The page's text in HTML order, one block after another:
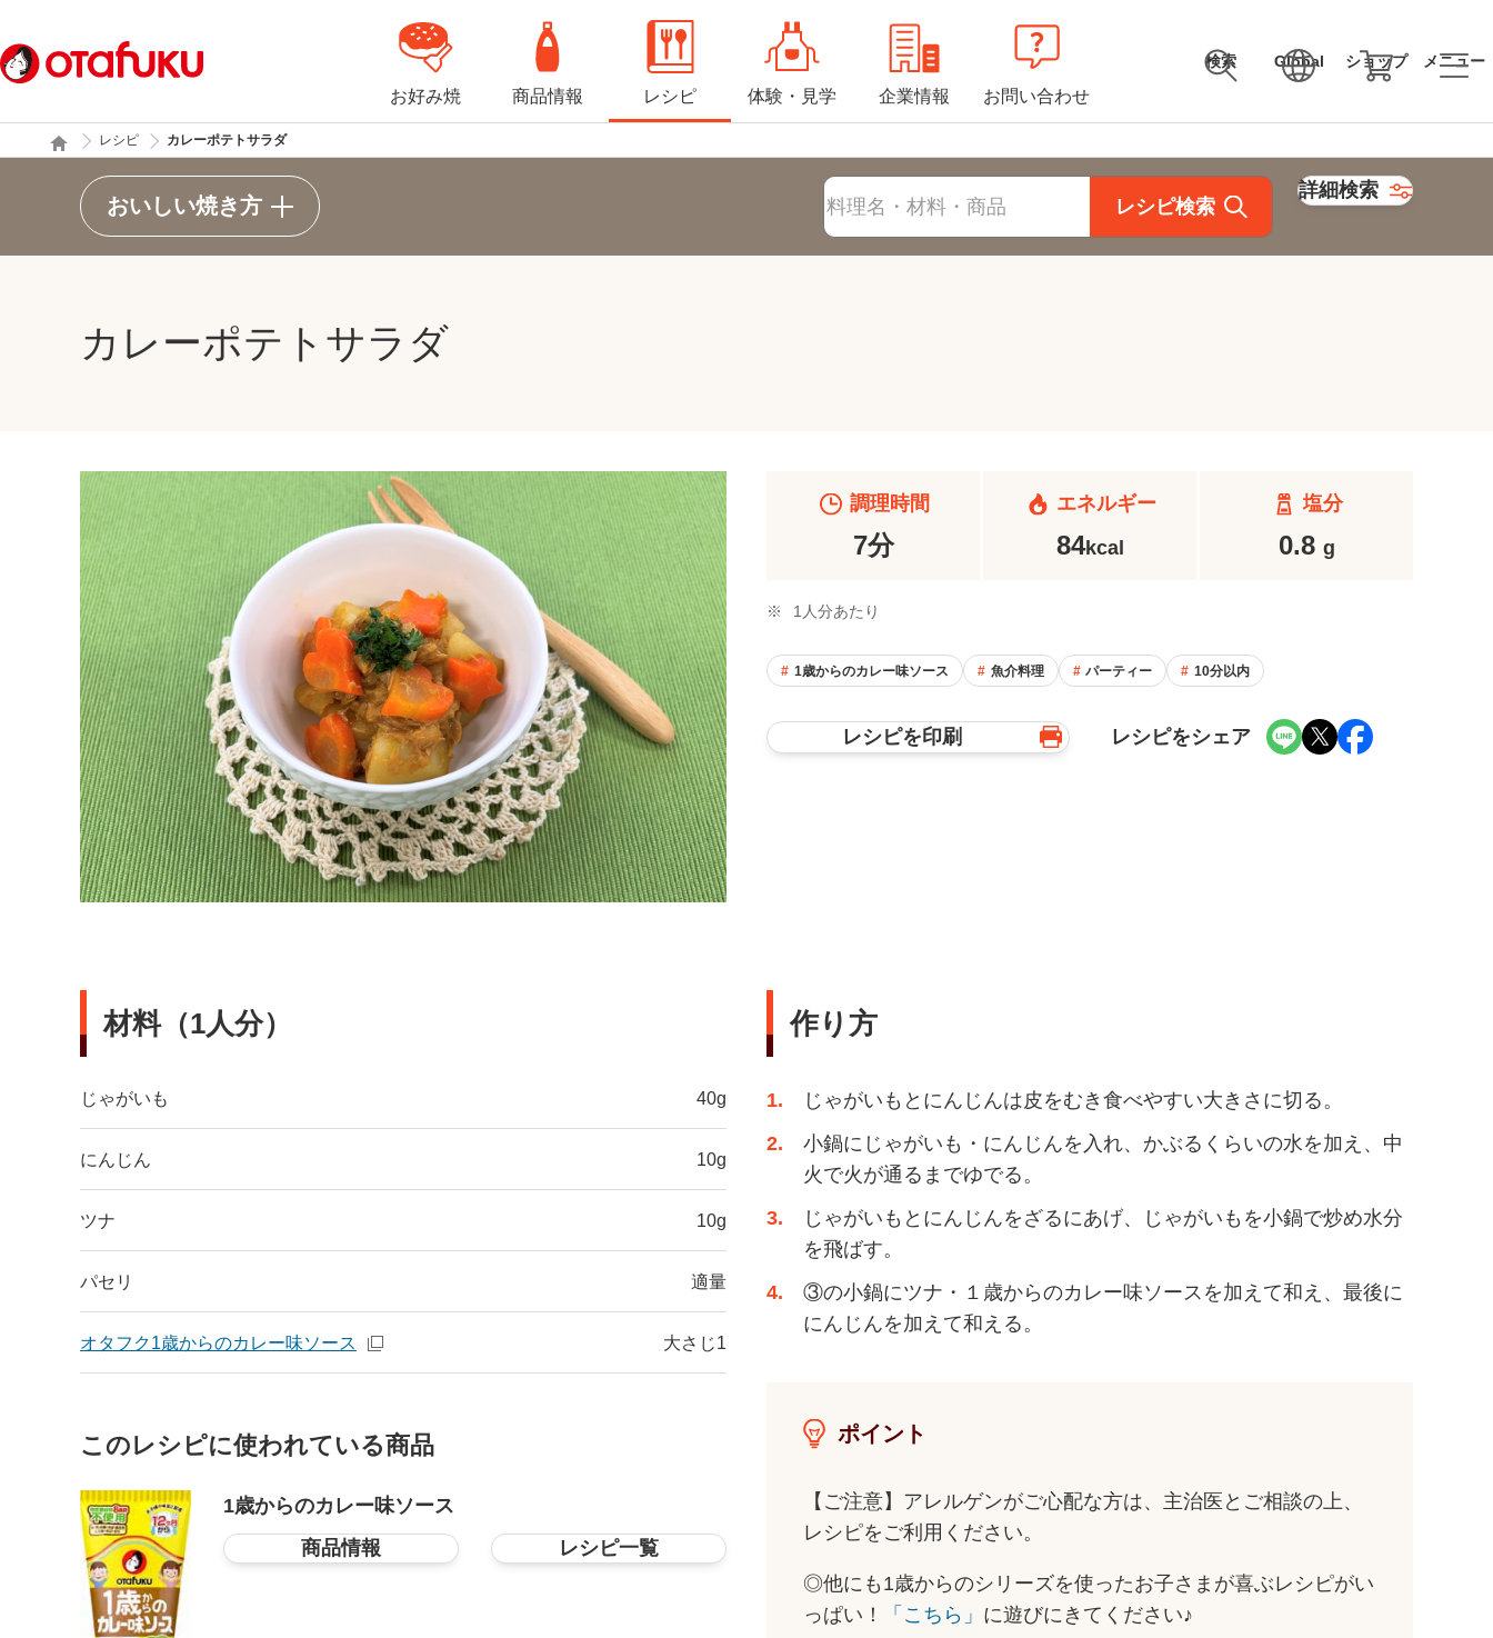
お好み焼 商品情報 レシピ 体験・見学 企業情報 お問い合わせ
検索 Global ショップ メニュー
レシピ カレーポテトサラダ
おいしい焼き方 レシピ検索
詳細検索
カレーポテトサラダ
調理時間
7分
エネルギー
84kcal
塩分
0.8 g
※ 1人分あたり
1歳からのカレー味ソース 魚介料理 パーティー 10分以内
レシピを印刷 レシピをシェア
材料（1人分）
じゃがいも 40g
にんじん 10g
ツナ 10g
パセリ 適量
オタフク1歳からのカレー味ソース 大さじ1
作り方
1
じゃがいもとにんじんは皮をむき食べやすい大きさに切る。
2
小鍋にじゃがいも・にんじんを入れ、かぶるくらいの水を加え、中
火で火が通るまでゆでる。
3
じゃがいもとにんじんをざるにあげ、じゃがいもを小鍋で炒め水分
を飛ばす。
4
③の小鍋にツナ・１歳からのカレー味ソースを加えて和え、最後に
にんじんを加えて和える。
ポイント
【ご注意】アレルゲンがご心配な方は、主治医とご相談の上、
レシピをご利用ください。
◎他にも1歳からのシリーズを使ったお子さまが喜ぶレシピがい
っぱい！
「こちら」 に遊びにきてください♪
このレシピに使われている商品
1歳からのカレー味ソース
商品情報
レシピ一覧